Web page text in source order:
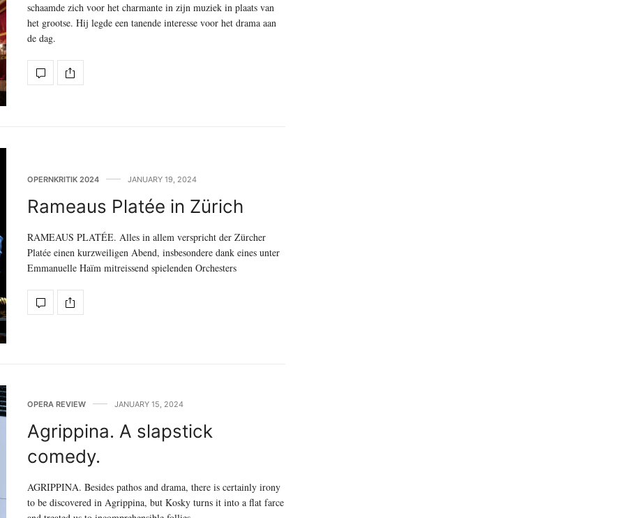
schaamde zich voor het charmante in zijn muziek in plaats van
het grootse. Hij legde een tanende interesse voor het drama aan
de dag.
OPERNKRITIK 2024 JANUARY 19, 2024
Rameaus Platée in Zürich
RAMEAUS PLATÉE. Alles in allem verspricht der Zürcher
Platée einen kurzweiligen Abend, insbesondere dank eines unter
Emmanuelle Haïm mitreissend spielenden Orchesters
OPERA REVIEW JANUARY 15, 2024
Agrippina. A slapstick
comedy.
AGRIPPINA. Besides pathos and drama, there is certainly irony
to be discovered in Agrippina, but Kosky turns it into a flat farce